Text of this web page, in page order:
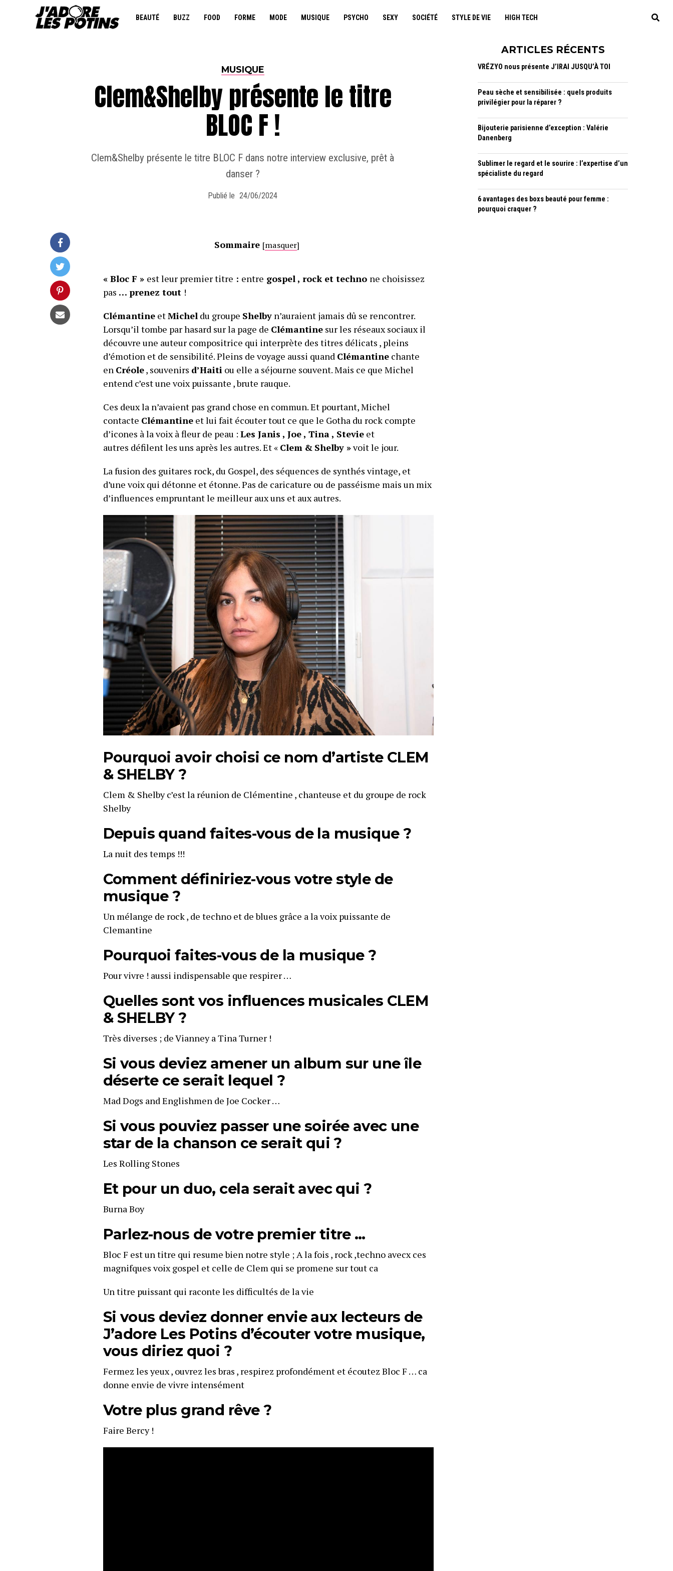
BEAUTÉ BUZZ FOOD FORME MODE MUSIQUE PSYCHO SEXY SOCIÉTÉ STYLE DE VIE HIGH TECH
MUSIQUE
Clem&Shelby présente le titre
BLOC F !
Clem&Shelby présente le titre BLOC F dans notre interview exclusive, prêt à
danser ?
Publié le 24/06/2024
Sommaire [masquer]
« Bloc F » est leur premier titre : entre gospel , rock et techno ne choisissez
pas … prenez tout !
ClémantineetMicheldu groupe Shelbyn’auraient jamais dû se rencontrer.
Lorsqu’il tombe par hasard sur la page de Clémantinesur les réseaux sociaux il
découvre une auteur compositrice qui interprète des titres délicats , pleins
d’émotion et de sensibilité. Pleins de voyage aussi quand Clémantinechante
en Créole, souvenirs d’Haitiou elle a séjourne souvent. Mais ce que Michel
entend c’est une voix puissante , brute rauque.
Ces deux la n’avaient pas grand chose en commun. Et pourtant, Michel
contacte Clémantineet lui fait écouter tout ce que le Gotha du rock compte
d’icones à la voix à fleur de peau : Les Janis , Joe , Tina , Stevieet
autres défilent les uns après les autres. Et « Clem & Shelby »voit le jour.
La fusion des guitares rock, du Gospel, des séquences de synthés vintage, et
d’une voix qui détonne et étonne. Pas de caricature ou de passéisme mais un mix
d’influences empruntant le meilleur aux uns et aux autres.
Pourquoi avoir choisi ce nom d’artiste CLEM
& SHELBY ?
Clem & Shelby c’est la réunion de Clémentine , chanteuse et du groupe de rock
Shelby
Depuis quand faites-vous de la musique ?
La nuit des temps !!!
Comment définiriez-vous votre style de
musique ?
Un mélange de rock , de techno et de blues grâce a la voix puissante de
Clemantine
Pourquoi faites-vous de la musique ?
Pour vivre ! aussi indispensable que respirer …
Quelles sont vos influences musicales CLEM
& SHELBY ?
Très diverses ; de Vianney a Tina Turner !
Si vous deviez amener un album sur une île
déserte ce serait lequel ?
Mad Dogs and Englishmen de Joe Cocker …
Si vous pouviez passer une soirée avec une
star de la chanson ce serait qui ?
Les Rolling Stones
Et pour un duo, cela serait avec qui ?
Burna Boy
Parlez-nous de votre premier titre …
Bloc F est un titre qui resume bien notre style ; A la fois , rock ,techno avecx ces
magnifques voix gospel et celle de Clem qui se promene sur tout ca
Un titre puissant qui raconte les difficultés de la vie
Si vous deviez donner envie aux lecteurs de
J’adore Les Potins d’écouter votre musique,
vous diriez quoi ?
Fermez les yeux , ouvrez les bras , respirez profondément et écoutez Bloc F … ca
donne envie de vivre intensément
Votre plus grand rêve ?
Faire Bercy !
ARTICLES RÉCENTS
VRÉZYO nous présente J’IRAI JUSQU’À TOI
Peau sèche et sensibilisée : quels produits
privilégier pour la réparer ?
Bijouterie parisienne d’exception : Valérie
Danenberg
Sublimer le regard et le sourire : l’expertise d’un
spécialiste du regard
6 avantages des boxs beauté pour femme :
pourquoi craquer ?